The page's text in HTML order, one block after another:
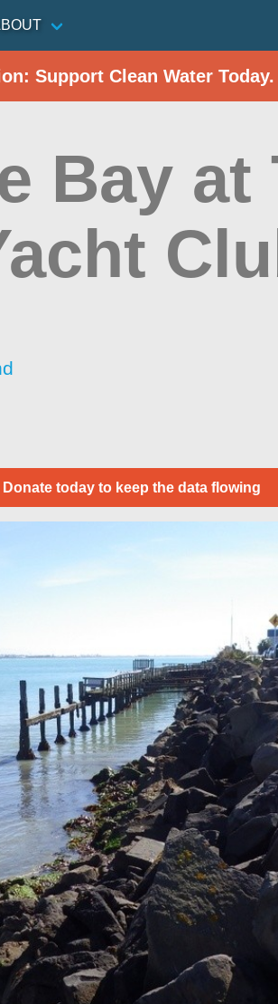
Support Clean Water Today.
Bay at
Donate today to keep the data flowing